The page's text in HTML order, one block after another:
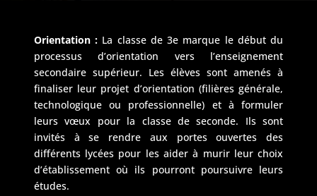
Orientation : La classe de 3e marque le début du
processus d’orientation vers l’enseignement
secondaire supérieur. Les élèves sont amenés à
finaliser leur projet d’orientation (filières générale,
technologique ou professionnelle) et à formuler
leurs vœux pour la classe de seconde. Ils sont
invités à se rendre aux portes ouvertes des
différents lycées pour les aider à murir leur choix
d’établissement où ils pourront poursuivre leurs
études.